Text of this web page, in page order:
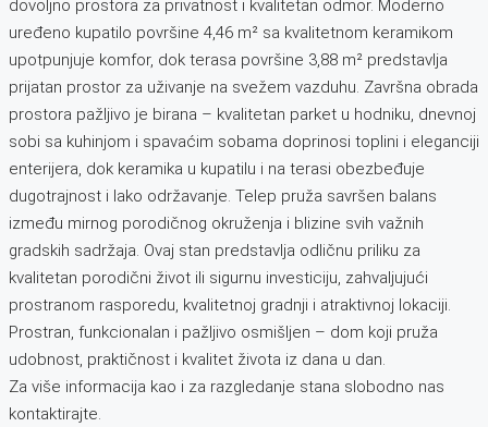
dovoljno prostora za privatnost i kvalitetan odmor. Moderno
uređeno kupatilo površine 4,46 m² sa kvalitetnom keramikom
upotpunjuje komfor, dok terasa površine 3,88 m² predstavlja
prijatan prostor za uživanje na svežem vazduhu. Završna obrada
prostora pažljivo je birana – kvalitetan parket u hodniku, dnevnoj
sobi sa kuhinjom i spavaćim sobama doprinosi toplini i eleganciji
enterijera, dok keramika u kupatilu i na terasi obezbeđuje
dugotrajnost i lako održavanje. Telep pruža savršen balans
između mirnog porodičnog okruženja i blizine svih važnih
gradskih sadržaja. Ovaj stan predstavlja odličnu priliku za
kvalitetan porodični život ili sigurnu investiciju, zahvaljujući
prostranom rasporedu, kvalitetnoj gradnji i atraktivnoj lokaciji.
Prostran, funkcionalan i pažljivo osmišljen – dom koji pruža
udobnost, praktičnost i kvalitet života iz dana u dan.
Za više informacija kao i za razgledanje stana slobodno nas
kontaktirajte.